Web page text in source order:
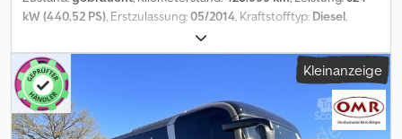
kW (440,52 PS), Erstzulassung:05/2014, Kraftstofftyp: Diesel,
, Getriebetyp:
Emissionsklasse:Euro6, Farbe:Weiß, Bremsen:Retarder, Baujahr:
2014, Ausstattung:
ABS, Elektronisches Stabilitätsprogramm
(ESP), Klimaanlage, Navigationssystem, Standheizung, Toilette,
MAN R07 Lion's Coach aus 1. Hand Deutsches Fahrzeug. 51
SchalfSitze, Automatik Klimaanlage, Euro 6, Vollausstattung Netto:
Kleinanzeige